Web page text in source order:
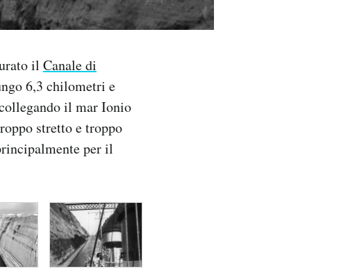
il Canale di
6,3 chilometri e
il mar Ionio
stretto e troppo
per il